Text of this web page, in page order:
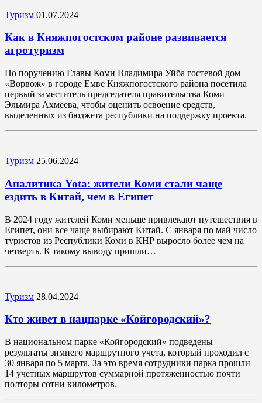
Туризм 01.07.2024
Как в Княжпогостском районе развивается
агротуризм
По поручению Главы Коми Владимира Уйба гостевой дом
«Ворвож» в городе Емве Княжпогостского района посетила
первый заместитель председателя правительства Коми
Эльмира Ахмеева, чтобы оценить освоение средств,
выделенных из бюджета республики на поддержку проекта.
Туризм 25.06.2024
Аналитика Yota: жители Коми стали чаще
ездить в Китай, чем в Египет
В 2024 году жителей Коми меньше привлекают путешествия в
Египет, они все чаще выбирают Китай. С января по май число
туристов из Республики Коми в КНР выросло более чем на
четверть. К такому выводу пришли…
Туризм 28.04.2024
Кто живет в нацпарке «Койгородский»?
В национальном парке «Койгородский» подведены
результаты зимнего маршрутного учета, который проходил с
30 января по 5 марта. За это время сотрудники парка прошли
14 учетных маршрутов суммарной протяженностью почти
полторы сотни километров.